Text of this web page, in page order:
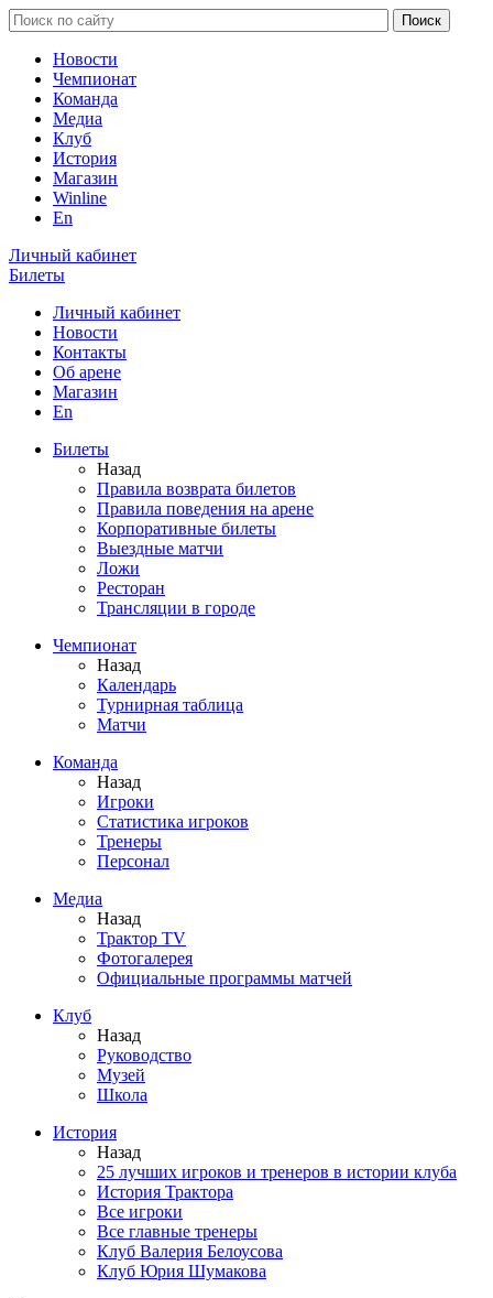
Новости
Чемпионат
Команда
Медиа
Клуб
История
Магазин
Winline
En
Личный кабинет
Билеты
Личный кабинет
Новости
Контакты
Об арене
Магазин
En
Билеты
Назад
Правила возврата билетов
Правила поведения на арене
Корпоративные билеты
Выездные матчи
Ложи
Ресторан
Трансляции в городе
Чемпионат
Назад
Календарь
Турнирная таблица
Матчи
Команда
Назад
Игроки
Статистика игроков
Тренеры
Персонал
Медиа
Назад
Трактор TV
Фотогалерея
Официальные программы матчей
Клуб
Назад
Руководство
Музей
Школа
История
Назад
25 лучших игроков и тренеров в истории клуба
История Трактора
Все игроки
Все главные тренеры
Клуб Валерия Белоусова
Клуб Юрия Шумакова